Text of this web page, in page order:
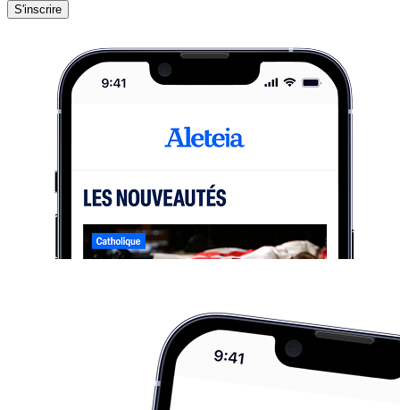
S'inscrire